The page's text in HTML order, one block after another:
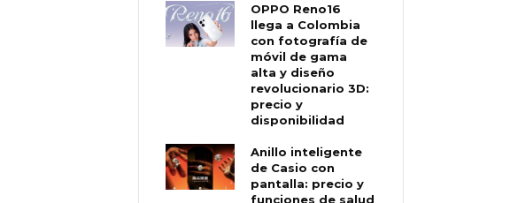
OPPO Reno16
llega a Colombia
con fotografía de
móvil de gama
alta y diseño
revolucionario 3D:
precio y
disponibilidad
Anillo inteligente
de Casio con
pantalla: precio y
funciones de salud